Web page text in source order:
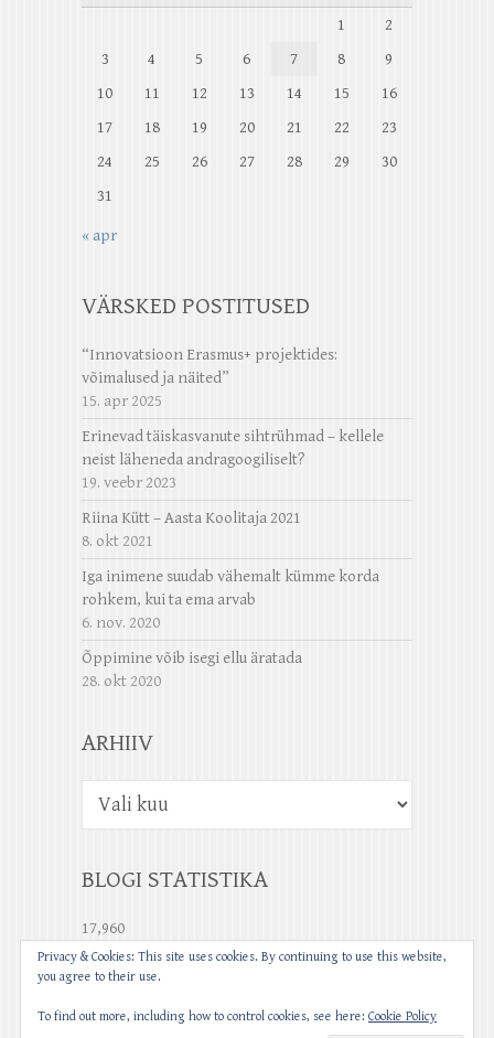
1
2
3
4 5 6 7 8
9
10
11 12 13 14 15
16
17
18 19 20 21 22
23
24
25 26 27 28 29
30
31
« apr
VÄRSKED POSTITUSED
“Innovatsioon Erasmus+ projektides:
võimalused ja näited”
15. apr 2025
Erinevad täiskasvanute sihtrühmad – kellele
neist läheneda andragoogiliselt?
19. veebr 2023
Riina Kütt – Aasta Koolitaja 2021
8. okt 2021
Iga inimene suudab vähemalt kümme korda
rohkem, kui ta ema arvab
6. nov. 2020
Õppimine võib isegi ellu äratada
28. okt 2020
ARHIIV
BLOGI STATISTIKA
17,960
Privacy & Cookies: This site uses cookies. By continuing to use this website,
you agree to their use.
To find out more, including how to control cookies, see here: Cookie Policy